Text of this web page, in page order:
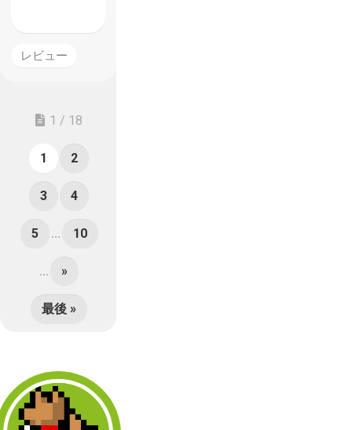
レビュー
1 / 18
1 2
3 4
5 ... 10
... »
最後 »